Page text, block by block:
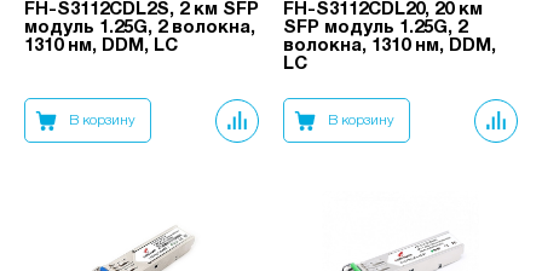
FH-S3112CDL2S, 2 км SFP
модуль 1.25G, 2 волокна,
1310 нм, DDM, LC
В корзину
FH-S3112CDL20, 20 км
SFP модуль 1.25G, 2
волокна, 1310 нм, DDM,
LC
В корзину